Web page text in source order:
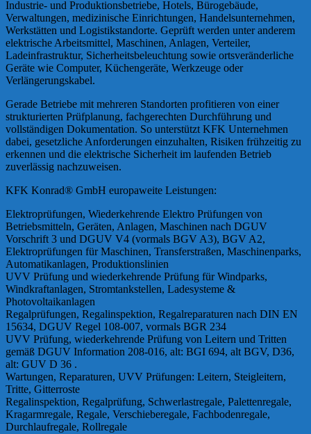
Industrie- und Produktionsbetriebe, Hotels, Bürogebäude,
Verwaltungen, medizinische Einrichtungen, Handelsunternehmen,
Werkstätten und Logistikstandorte. Geprüft werden unter anderem
elektrische Arbeitsmittel, Maschinen, Anlagen, Verteiler,
Ladeinfrastruktur, Sicherheitsbeleuchtung sowie ortsveränderliche
Geräte wie Computer, Küchengeräte, Werkzeuge oder
Verlängerungskabel.
Gerade Betriebe mit mehreren Standorten profitieren von einer
strukturierten Prüfplanung, fachgerechten Durchführung und
vollständigen Dokumentation. So unterstützt KFK Unternehmen
dabei, gesetzliche Anforderungen einzuhalten, Risiken frühzeitig zu
erkennen und die elektrische Sicherheit im laufenden Betrieb
zuverlässig nachzuweisen.
KFK Konrad® GmbH europaweite Leistungen:
Elektroprüfungen, Wiederkehrende Elektro Prüfungen von
Betriebsmitteln, Geräten, Anlagen, Maschinen nach DGUV
Vorschrift 3 und DGUV V4 (vormals BGV A3), BGV A2,
Elektroprüfungen für Maschinen, Transferstraßen, Maschinenparks,
Automatikanlagen, Produktionslinien
UVV Prüfung und wiederkehrende Prüfung für Windparks,
Windkraftanlagen, Stromtankstellen, Ladesysteme &
Photovoltaikanlagen
Regalprüfungen, Regalinspektion, Regalreparaturen nach DIN EN
15634, DGUV Regel 108-007, vormals BGR 234
UVV Prüfung, wiederkehrende Prüfung von Leitern und Tritten
gemäß DGUV Information 208-016, alt: BGI 694, alt BGV, D36,
alt: GUV D 36 .
Wartungen, Reparaturen, UVV Prüfungen: Leitern, Steigleitern,
Tritte, Gitterroste
Regalinspektion, Regalprüfung, Schwerlastregale, Palettenregale,
Kragarmregale, Regale, Verschieberegale, Fachbodenregale,
Durchlaufregale, Rollregale